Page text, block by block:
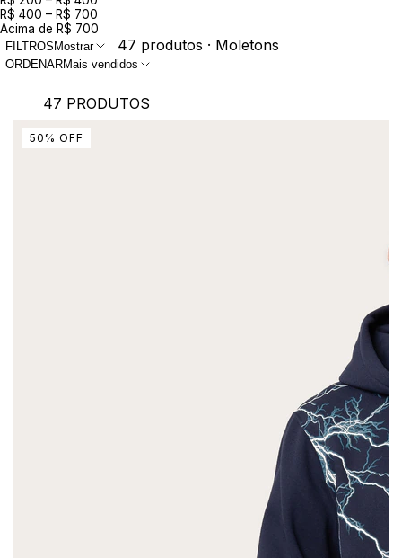
R$ 400 – R$ 700
Acima de R$ 700
FILTROS Mostrar 47 produtos · Moletons
ORDENARMais vendidos
47 PRODUTOS
50 % OFF